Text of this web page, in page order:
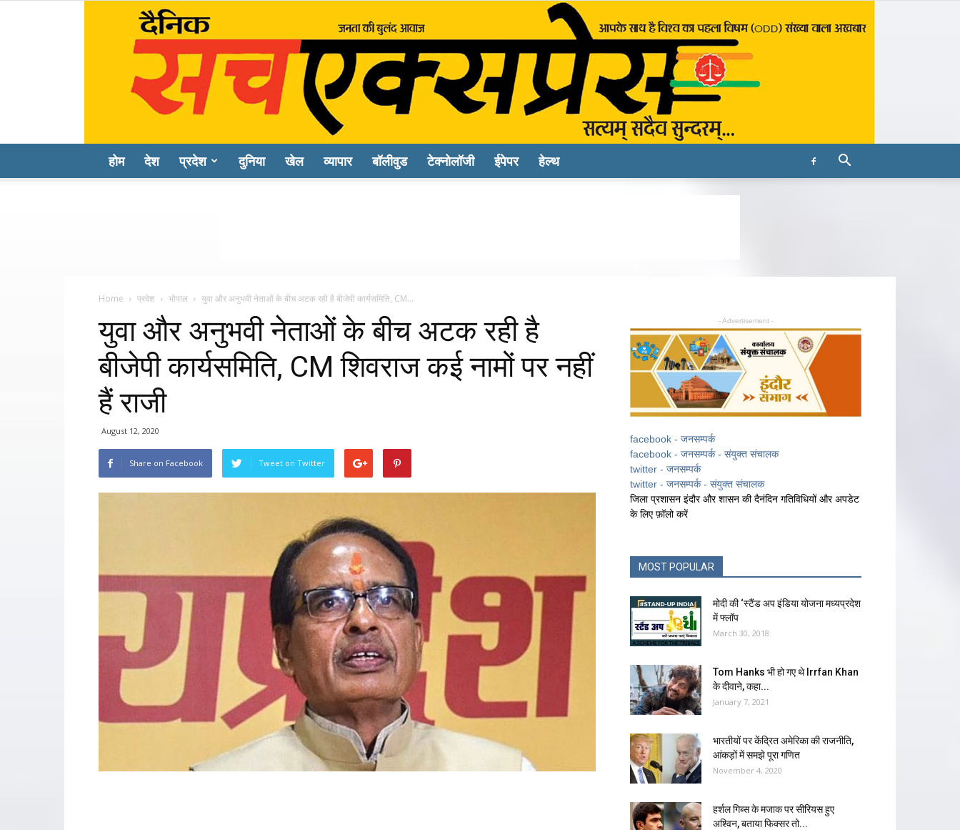
होम देश प्रदेश दुनिया खेल व्यापार बॉलीवुड टेक्नोलॉजी ईपेपर हेल्थ
Home प्रदेश भोपाल युवा और अनुभवी नेताओं के बीच अटक रही है बीजेपी कार्यसमिति, CM...
युवा और अनुभवी नेताओं के बीच अटक रही है
बीजेपी कार्यसमिति, CM शिवराज कई नामों पर नहीं
हैं राजी
August 12, 2020
Share on Facebook Tweet on Twitter
- Advertisement -
facebook - जनसम्पर्क
facebook - जनसम्पर्क - संयुक्त संचालक
twitter - जनसम्पर्क
twitter - जनसम्पर्क - संयुक्त संचालक
जिला प्रशासन इंदौर और शासन की दैनंदिन गतिविधियों और अपडेट
के लिए फ़ॉलो करें
MOST POPULAR
मोदी की ‘स्टैंड अप इंडिया योजना मध्यप्रदेश
में फ्लॉप
March 30, 2018
Tom Hanks भी हो गए थे Irrfan Khan
के दीवाने, कहा...
January 7, 2021
भारतीयों पर केंद्रित अमेरिका की राजनीति,
आंकड़ों में समझे पूरा गणित
November 4, 2020
हर्शल गिब्स के मजाक पर सीरियस हुए
अश्विन, बताया फिक्सर तो...